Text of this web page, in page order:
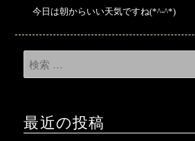
投
稿:
今日は朝からいい天気ですね(*^-^*)
索
最近の投稿